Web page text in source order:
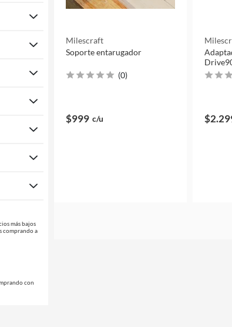
más bajos
comprando a
con
Milescraft
Soporte entarugador
(0)
$999 c/u